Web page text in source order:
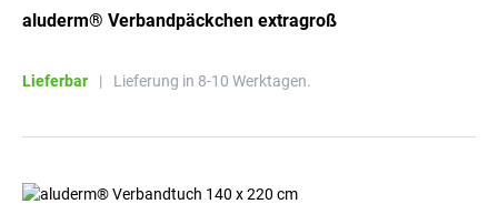
aluderm® Verbandpäckchen extragroß
Lieferbar | Lieferung in 8-10 Werktagen.